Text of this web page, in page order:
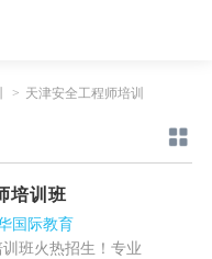
> 天津安全工程师培训
培训班
国际教育
班火热招生！专业